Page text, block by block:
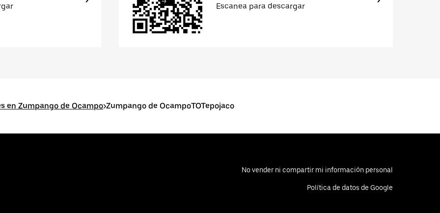
Escanea para descargar
en Zumpango de Ocampo>Zumpango de OcampoTOTepojaco
No vender ni compartir mi información personal
Política de datos de Google